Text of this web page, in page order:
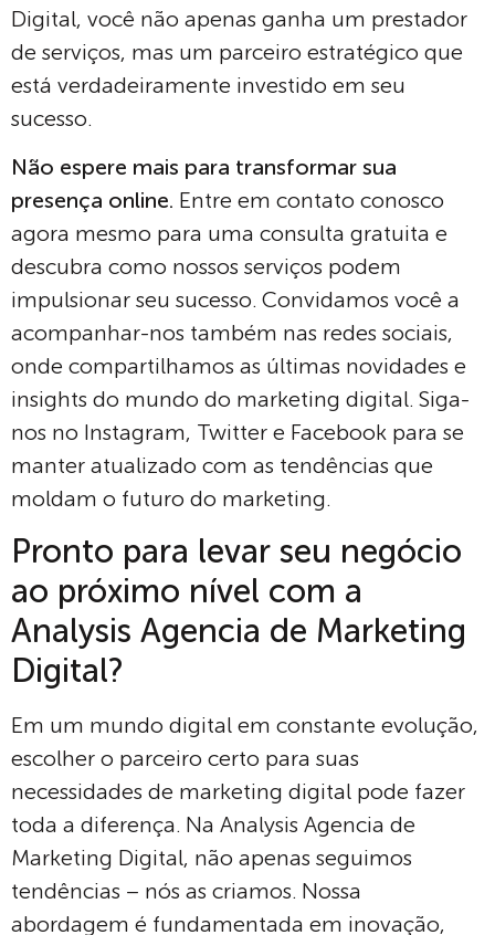
Digital, você não apenas ganha um prestador
de serviços, mas um parceiro estratégico que
está verdadeiramente investido em seu
sucesso.
Não espere mais para transformar sua
presença online. Entre em contato conosco
agora mesmo para uma consulta gratuita e
descubra como nossos serviços podem
impulsionar seu sucesso. Convidamos você a
acompanhar-nos também nas redes sociais,
onde compartilhamos as últimas novidades e
insights do mundo do marketing digital. Siga-
nos no Instagram, Twitter e Facebook para se
manter atualizado com as tendências que
moldam o futuro do marketing.
Pronto para levar seu negócio
ao próximo nível com a
Analysis Agencia de Marketing
Digital?
Em um mundo digital em constante evolução,
escolher o parceiro certo para suas
necessidades de marketing digital pode fazer
toda a diferença. Na Analysis Agencia de
Marketing Digital, não apenas seguimos
tendências – nós as criamos. Nossa
abordagem é fundamentada em inovação,